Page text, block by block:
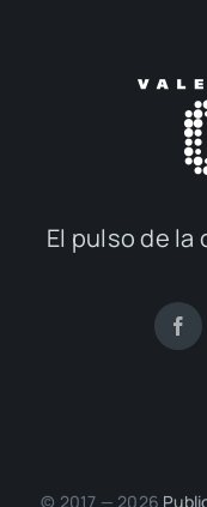
El pul­so de
© 2017 — 2026